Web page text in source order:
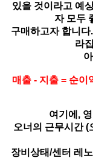
있을 것이라고 예
자 모두
구매하고자 합니다.
라
매출- 지출= 순이
여기에 ,
오너의 근무시간(
장비상태/센터 레